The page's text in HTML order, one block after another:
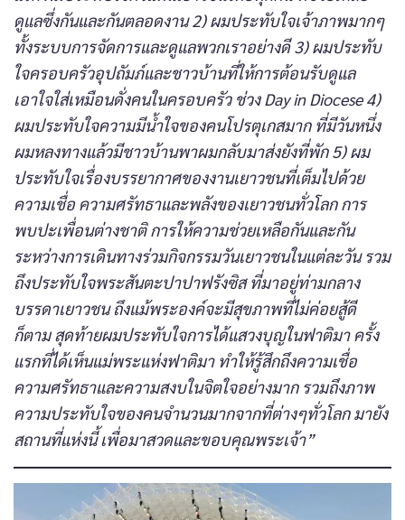
ดูแลซึ่งกันและกันตลอดงาน 2) ผมประทับใจเจ้าภาพมากๆ
ทั้งระบบการจัดการและดูแลพวกเราอย่างดี 3) ผมประทับ
ใจครอบครัวอุปถัมภ์และชาวบ้านที่ให้การต้อนรับดูแล
เอาใจใส่เหมือนดั่งคนในครอบครัว ช่วง Day in Diocese 4)
ผมประทับใจความมีน้ำใจของคนโปรตุเกสมาก ที่มีวันหนึ่ง
ผมหลงทางแล้วมีชาวบ้านพาผมกลับมาส่งยังที่พัก 5) ผม
ประทับใจเรื่องบรรยากาศของงานเยาวชนที่เต็มไปด้วย
ความเชื่อ ความศรัทธาและพลังของเยาวชนทั่วโลก การ
พบปะเพื่อนต่างชาติ การให้ความช่วยเหลือกันและกัน
ระหว่างการเดินทางร่วมกิจกรรมวันเยาวชนในแต่ละวัน รวม
ถึงประทับใจพระสันตะปาปาฟรังซิส ที่มาอยู่ท่ามกลาง
บรรดาเยาวชน ถึงแม้พระองค์จะมีสุขภาพที่ไม่ค่อยสู้ดี
ก็ตาม สุดท้ายผมประทับใจการได้แสวงบุญในฟาติมา ครั้ง
แรกที่ได้เห็นแม่พระแห่งฟาติมา ทำให้รู้สึกถึงความเชื่อ
ความศรัทธาและความสงบในจิตใจอย่างมาก รวมถึงภาพ
ความประทับใจของคนจำนวนมากจากที่ต่างๆทั่วโลก มายัง
สถานที่แห่งนี้ เพื่อมาสวดและขอบคุณพระเจ้า”